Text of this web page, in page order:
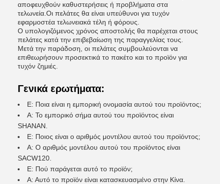
αποφευχθούν καθυστερήσεις ή προβλήματα στα
τελωνεία.Οι πελάτες θα είναι υπεύθυνοι για τυχόν
εφαρμοστέα τελωνειακά τέλη ή φόρους.
Ο υπολογιζόμενος χρόνος αποστολής θα παρέχεται στους
πελάτες κατά την επιβεβαίωση της παραγγελίας τους.
Μετά την παράδοση, οι πελάτες συμβουλεύονται να
επιθεωρήσουν προσεκτικά το πακέτο και το προϊόν για
τυχόν ζημιές.
Γενικά ερωτήματα:
Ε: Ποια είναι η εμπορική ονομασία αυτού του προϊόντος;
Α: Το εμπορικό σήμα αυτού του προϊόντος είναι
SHANAN.
Ε: Ποιος είναι ο αριθμός μοντέλου αυτού του προϊόντος;
Α: Ο αριθμός μοντέλου αυτού του προϊόντος είναι
SACW120.
Ε: Πού παράγεται αυτό το προϊόν;
Α: Αυτό το προϊόν είναι κατασκευασμένο στην Κίνα.